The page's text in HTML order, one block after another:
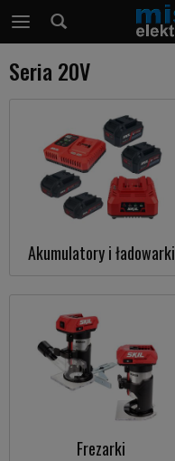
Seria 20V
Akumulatory i ładowarki
Frezarki